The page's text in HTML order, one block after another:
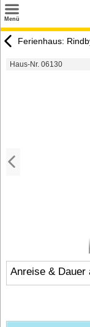
Menü
Urlaubsziele
Ferienhaus:
Haus-Nr. 06130
Anreise & Dauer